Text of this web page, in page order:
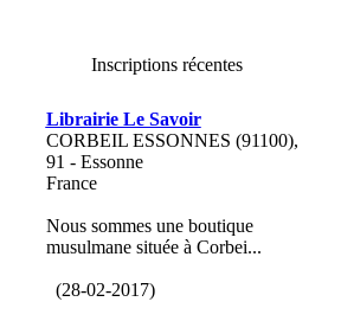
Inscriptions récentes
Librairie Le Savoir
CORBEIL ESSONNES (91100),
91 - Essonne
France
Nous sommes une boutique
musulmane située à Corbei...
(28-02-2017)